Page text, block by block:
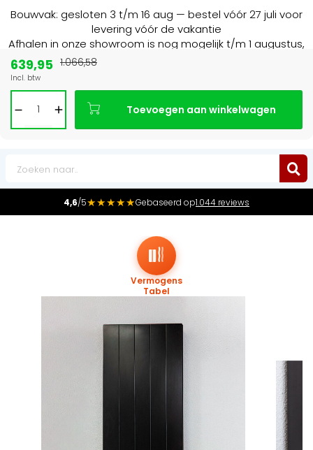
Bouwvak: gesloten 3 t/m 16 aug — bestel vóór 27 juli voor
levering vóór de vakantie
Afhalen in onze showroom is nog mogelijk t/m 1 augustus,
4,6/5★★★★★Gebaseerd op1.044 reviews
Vermogens
Tabel
639,95
Incl. btw
1.066,58
Toevoegen aan winkelwagen